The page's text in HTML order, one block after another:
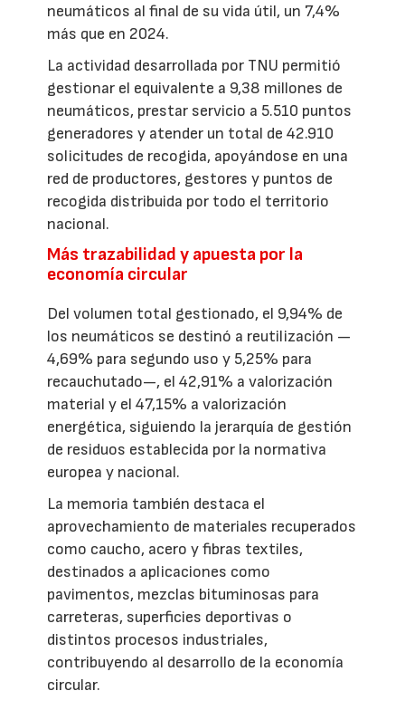
neumáticos al final de su vida útil, un 7,4%
más que en 2024.
La actividad desarrollada por TNU permitió
gestionar el equivalente a 9,38 millones de
neumáticos, prestar servicio a 5.510 puntos
generadores y atender un total de 42.910
solicitudes de recogida, apoyándose en una
red de productores, gestores y puntos de
recogida distribuida por todo el territorio
nacional.
Más trazabilidad y apuesta por la
economía circular
Del volumen total gestionado, el 9,94% de
los neumáticos se destinó a reutilización —
4,69% para segundo uso y 5,25% para
recauchutado—, el 42,91% a valorización
material y el 47,15% a valorización
energética, siguiendo la jerarquía de gestión
de residuos establecida por la normativa
europea y nacional.
La memoria también destaca el
aprovechamiento de materiales recuperados
como caucho, acero y fibras textiles,
destinados a aplicaciones como
pavimentos, mezclas bituminosas para
carreteras, superficies deportivas o
distintos procesos industriales,
contribuyendo al desarrollo de la economía
circular.